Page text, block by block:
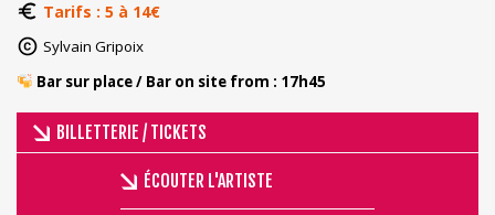
Tarifs : 5 à 14€
Sylvain Gripoix
​ ​Bar sur place / Bar on site from : 17h45
BILLETTERIE / TICKETS
ÉCOUTER L'ARTISTE